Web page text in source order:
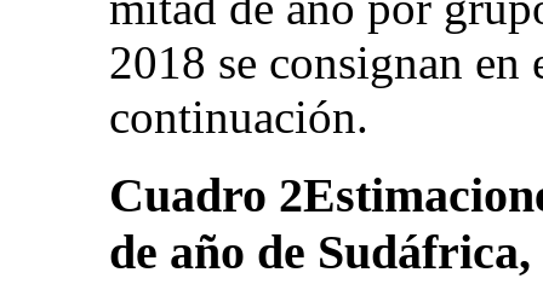
2018 se consignan
continuación.
Cuadro 2
de año de